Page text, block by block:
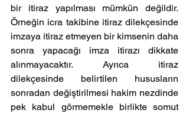
bir itiraz yapılması mümkün değildir.
Örneğin icra takibine itiraz dilekçesinde
imzaya itiraz etmeyen bir kimsenin daha
sonra yapacağı imza itirazı dikkate
alınmayacaktır. Ayrıca itiraz
dilekçesinde belirtilen hususların
sonradan değiştirilmesi hakim nezdinde
pek kabul görmemekle birlikte somut